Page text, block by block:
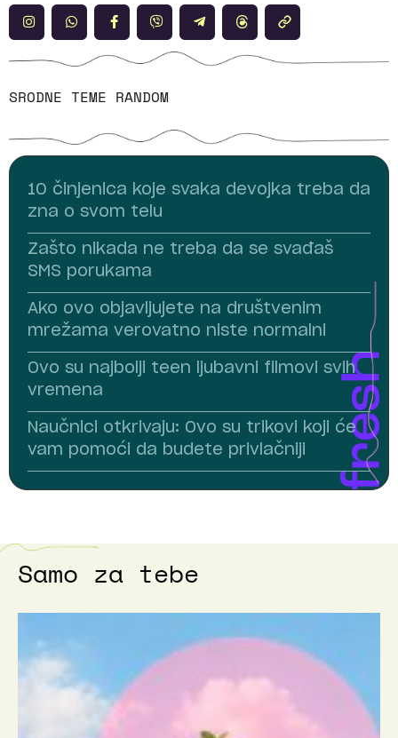
SRODNE TEME RANDOM
10 činjenica koje svaka devojka treba da
zna o svom telu
Zašto nikada ne treba da se svađaš
SMS porukama
Ako ovo objavljujete na društvenim
mrežama verovatno niste normalni
Ovo su najbolji teen ljubavni filmovi svih
vremena
Naučnici otkrivaju: Ovo su trikovi koji će
vam pomoći da budete privlačniji
Samo za tebe